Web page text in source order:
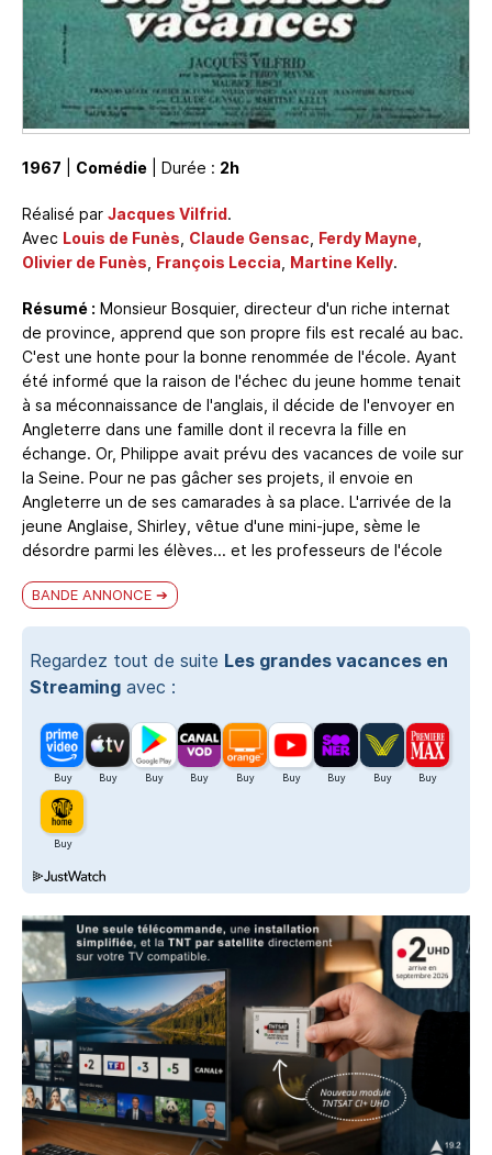
1967 Comédie | Durée : 2h
Réalisé par Jacques Vilfrid.
Avec Louis de Funès Claude Gensac Ferdy Mayne
Olivier de Funès François Leccia Martine Kelly.
Résumé : Monsieur Bosquier, directeur d'un riche internat
de province, apprend que son propre fils est recalé au bac.
C'est une honte pour la bonne renommée de l'école. Ayant
été informé que la raison de l'échec du jeune homme tenait
à sa méconnaissance de l'anglais, il décide de l'envoyer en
Angleterre dans une famille dont il recevra la fille en
échange. Or, Philippe avait prévu des vacances de voile sur
la Seine. Pour ne pas gâcher ses projets, il envoie en
Angleterre un de ses camarades à sa place. L'arrivée de la
jeune Anglaise, Shirley, vêtue d'une mini-jupe, sème le
désordre parmi les élèves... et les professeurs de l'école
BANDE ANNONCE
Regardez tout de suite Les grandes vacances en
Streaming avec :